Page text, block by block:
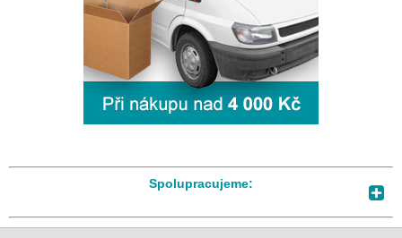
Spolupracujeme: